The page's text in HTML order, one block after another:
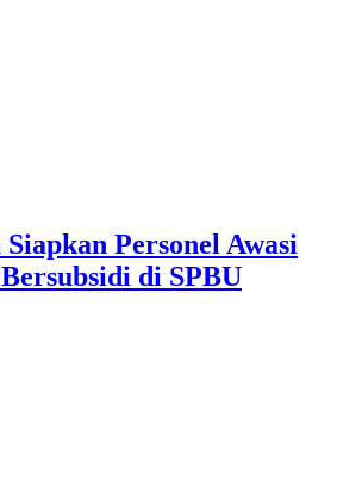
Personel Awasi
di SPBU